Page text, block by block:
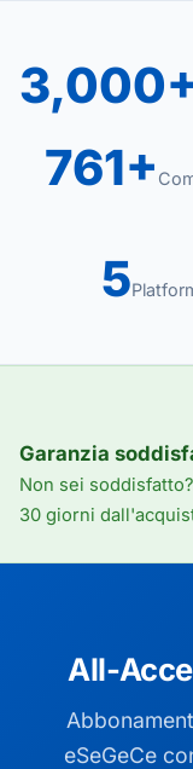
761+
5
Garanzia
Non sei
30 giorni
All-
eSeGeCe